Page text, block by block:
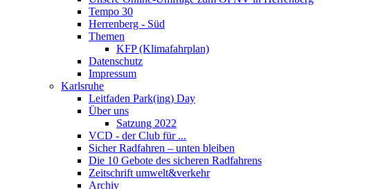
Tempo 30
Herrenberg - Süd
Themen
KFP (Klimafahrplan)
Datenschutz
Impressum
Karlsruhe
Leitfaden Park(ing) Day
Über uns
Satzung 2022
VCD - der Club für ...
Sicher Radfahren – unten bleiben
Die 10 Gebote des sicheren Radfahrens
Zeitschrift umwelt&verkehr
Archiv